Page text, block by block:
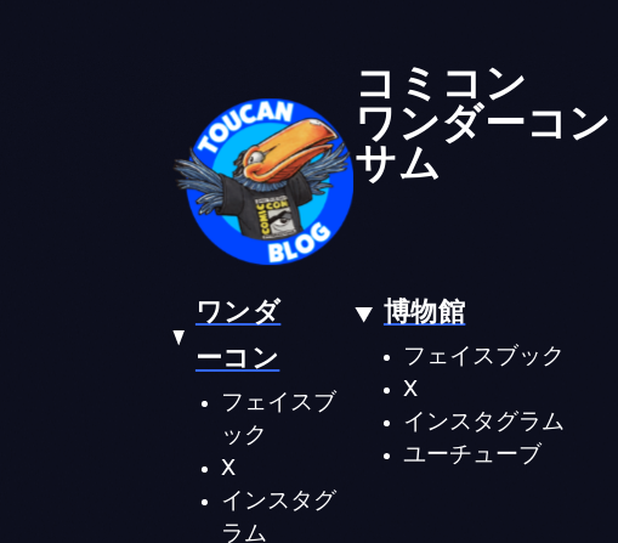
コミコン
ワンダーコン
サム
ワンダ
ーコン
フェイスブ
ック
X
インスタグ
ラム
博物館
フェイスブック
X
インスタグラム
ユーチューブ